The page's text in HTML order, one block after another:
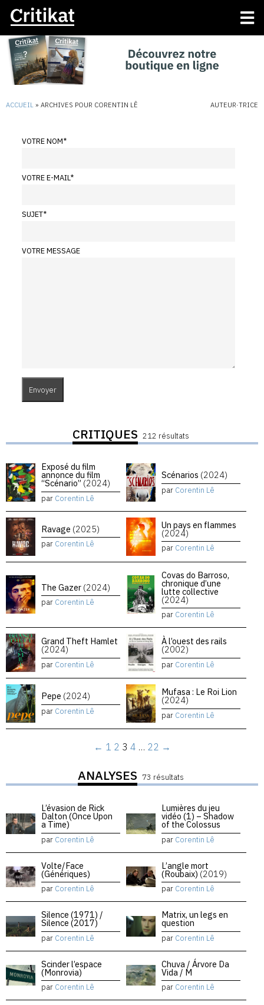
ACCUEIL » ARCHIVES POUR CORENTIN LÊ AUTEUR·TRICE
VOTRE NOM*
VOTRE E-MAIL*
SUJET*
VOTRE MESSAGE
CRITIQUES 212 résultats
Exposé du film
annonce du film
“Scénario” (2024)
par Corentin Lê
Scénarios (2024)
par Corentin Lê
Ravage (2025)
par Corentin Lê
Un pays en flammes
(2024)
par Corentin Lê
The Gazer (2024)
par Corentin Lê
Covas do Barroso,
chronique d’une
lutte collective
(2024)
par Corentin Lê
Grand Theft Hamlet
(2024)
par Corentin Lê
À l’ouest des rails
(2002)
par Corentin Lê
Pepe (2024)
par Corentin Lê
Mufasa : Le Roi Lion
(2024)
par Corentin Lê
← 1 2 3 4 … 22 →
ANALYSES 73 résultats
L’évasion de Rick
Dalton (Once Upon
a Time)
par Corentin Lê
Lumières du jeu
vidéo (1) – Shadow
of the Colossus
par Corentin Lê
Volte/Face
(Génériques)
par Corentin Lê
L’angle mort
(Roubaix) (2019)
par Corentin Lê
Silence (1971) /
Silence (2017)
par Corentin Lê
Matrix, un legs en
question
par Corentin Lê
Scinder l’espace
(Monrovia)
par Corentin Lê
Chuva / Árvore Da
Vida / M
par Corentin Lê